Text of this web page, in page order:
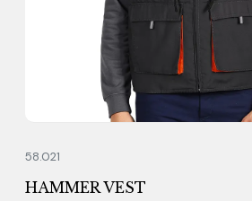
58.021
HAMMER VEST